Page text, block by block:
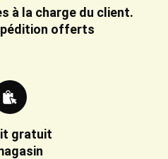
à la charge du client.
offerts
gratuit